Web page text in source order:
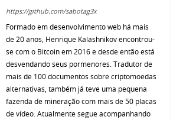
https://github.com/sabotag3x
Formado em desenvolvimento web há mais
de 20 anos, Henrique Kalashnikov encontrou-
se com o Bitcoin em 2016 e desde então está
desvendando seus pormenores. Tradutor de
mais de 100 documentos sobre criptomoedas
alternativas, também já teve uma pequena
fazenda de mineração com mais de 50 placas
de vídeo. Atualmente segue acompanhando